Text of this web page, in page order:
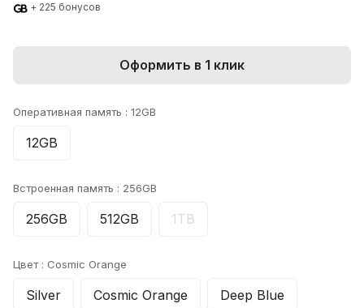
+ 225 бонусов
Оформить в 1 клик
Оперативная память : 12GB
12GB
Встроенная память : 256GB
256GB 512GB 1TB
Цвет : Cosmic Orange
Silver Cosmic Orange Deep Blue